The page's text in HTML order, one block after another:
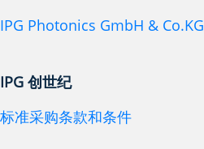
IPG Photonics GmbH & Co.KG
IPG 创世纪
标准采购条款和条件